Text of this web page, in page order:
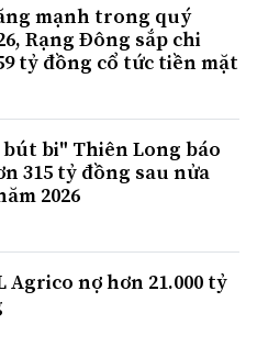
mạnh trong quý
Rạng Đông sắp chi
tỷ đồng cổ tức tiền mặt
bút bi" Thiên Long báo
315 tỷ đồng sau nửa
2026
Agrico nợ hơn 21.000 tỷ